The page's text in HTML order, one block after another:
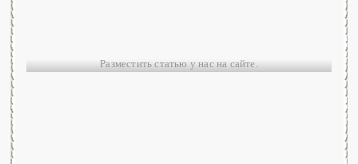
Разместить статью у нас на сайте.